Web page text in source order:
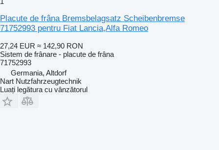
Placute de frâna Bremsbelagsatz Scheibenbremse
71752993 pentru Fiat Lancia,Alfa Romeo
27,24 EUR ≈ 142,90 RON
Sistem de frânare - placute de frâna
71752993
Germania, Altdorf
Nart Nutzfahrzeugtechnik
Luați legătura cu vânzătorul